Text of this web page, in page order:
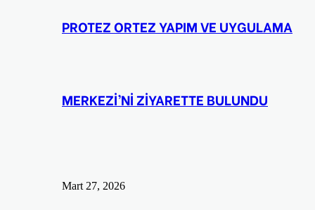
PROTEZ ORTEZ YAPIM VE UYGULAMA
MERKEZİ’Nİ ZİYARETTE BULUNDU
Mart 27, 2026